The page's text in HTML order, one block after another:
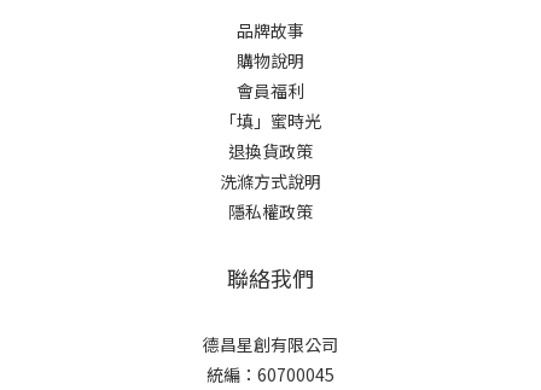
品牌故事
購物說明
會員福利
「填」蜜時光
退換貨政策
洗滌方式說明
隱私權政策
聯絡我們
德昌星創有限公司
統編：60700045